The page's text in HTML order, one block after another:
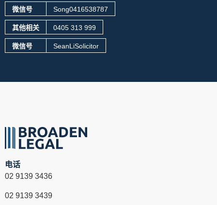
微信号 Song0416538787
其他相关 0405 313 999
微信号 SeanLiSolicitor
电话
02 9139 3436
02 9139 3439